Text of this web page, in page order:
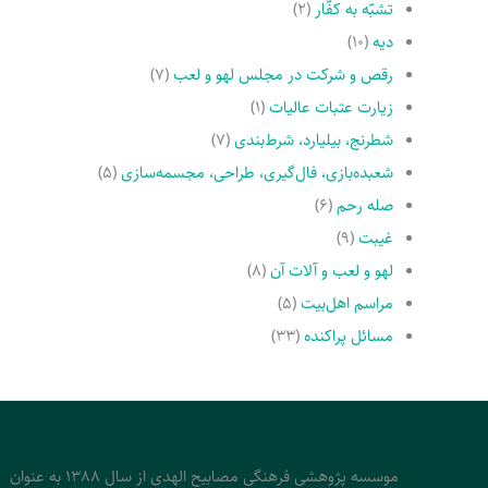
تشبّه به کفّار (۲)
دیه(۱۰)
رقص و شرکت در مجلس لهو و لعب(۷)
زیارت عتبات عالیات(۱)
شطرنج، بیلیارد، شرط‌بندی(۷)
شعبده‌بازی، فال‌گیری، طراحی، مجسمه‌سازی(۵)
صله رحم(۶)
غیبت(۹)
لهو و لعب و آلات آن(۸)
مراسم اهل‌بیت(۵)
مسائل پراکنده(۳۳)
موسسه پژوهشی فرهنگی مصابیح الهدی از سال 1388 به عنوان